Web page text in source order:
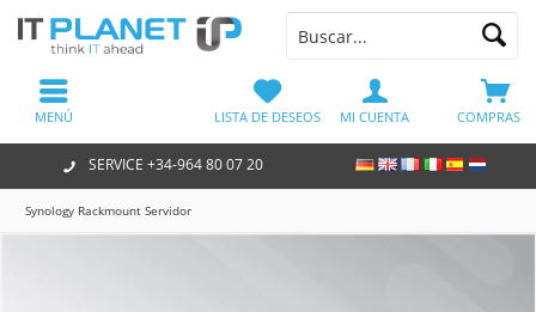
SERVICE +34-964 80 07 20
COMPRAS
LISTA DE DESEOS MI CUENTA
MENÚ
Synology Rackmount Servidor